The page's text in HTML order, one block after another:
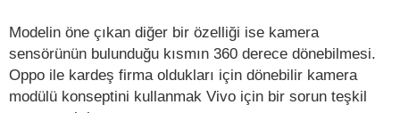
Modelin öne çıkan diğer bir özelliği ise kamera
sensörünün bulunduğu kısmın 360 derece dönebilmesi.
Oppo ile kardeş firma oldukları için dönebilir kamera
modülü konseptini kullanmak Vivo için bir sorun teşkil